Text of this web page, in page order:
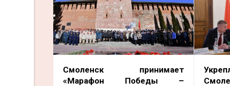
Смоленск принимает
«Марафон Победы –